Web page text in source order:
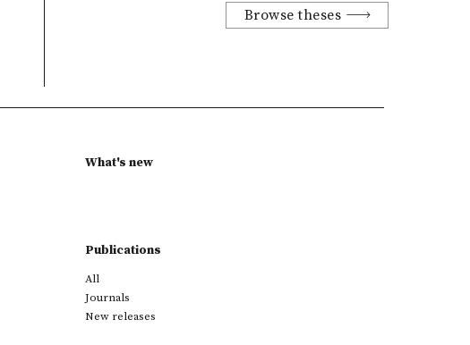
Browse theses
What's new
Publications
All
Journals
New releases